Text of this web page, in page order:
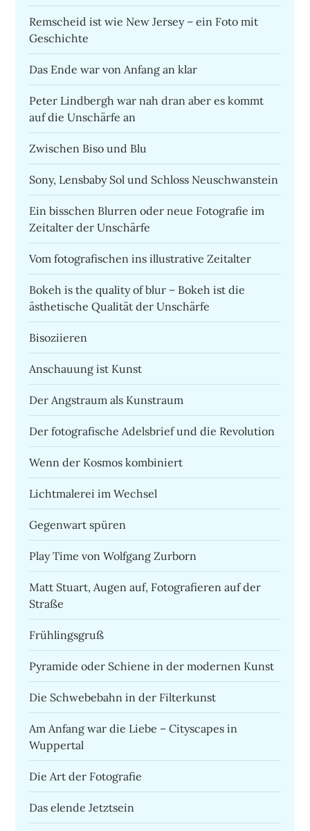
Remscheid ist wie New Jersey – ein Foto mit
Geschichte
Das Ende war von Anfang an klar
Peter Lindbergh war nah dran aber es kommt
auf die Unschärfe an
Zwischen Biso und Blu
Sony, Lensbaby Sol und Schloss Neuschwanstein
Ein bisschen Blurren oder neue Fotografie im
Zeitalter der Unschärfe
Vom fotografischen ins illustrative Zeitalter
Bokeh is the quality of blur – Bokeh ist die
ästhetische Qualität der Unschärfe
Bisoziieren
Anschauung ist Kunst
Der Angstraum als Kunstraum
Der fotografische Adelsbrief und die Revolution
Wenn der Kosmos kombiniert
Lichtmalerei im Wechsel
Gegenwart spüren
Play Time von Wolfgang Zurborn
Matt Stuart, Augen auf, Fotografieren auf der
Straße
Frühlingsgruß
Pyramide oder Schiene in der modernen Kunst
Die Schwebebahn in der Filterkunst
Am Anfang war die Liebe – Cityscapes in
Wuppertal
Die Art der Fotografie
Das elende Jetztsein